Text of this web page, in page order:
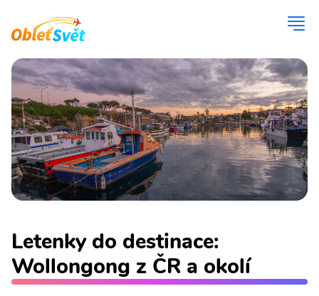
Letenky do destinace:
Wollongong z ČR a okolí